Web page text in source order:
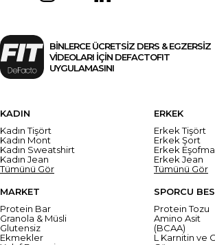
BİNLERCE ÜCRETSİZ DERS & EGZERSİZ
VİDEOLARI İÇİN DEFACTOFIT
UYGULAMASINI
KADIN
Kadın Tişört
Kadın Mont
Kadın Sweatshirt
Kadın Jean
Tümünü Gör
ERKEK
Erkek Tişört
Erkek Şort
Erkek
Erkek Jean
Tümünü Gör
MARKET
Protein Bar
Granola & Müsli
Glutensiz
Ekmekler
SPORCU
Protein Tozu
Amino Asit
(BCAA)
L Karnitin ve